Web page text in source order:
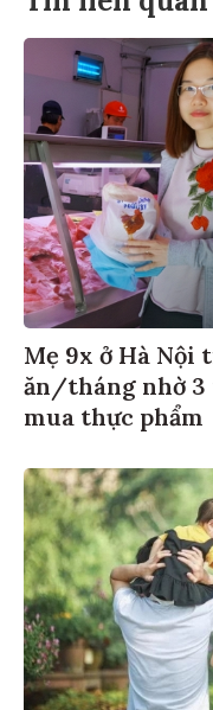
Mẹ 9x ở Hà
ăn/tháng nhờ 3
mua thực phẩm